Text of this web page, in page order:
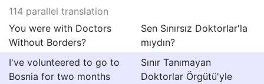
114 parallel translation
You were with Doctors
Without Borders?
Sen Sınırsız Doktorlar'la
mıydın?
I've volunteered to go to
Bosnia for two months
Sınır Tanımayan
Doktorlar Örgütü'yle